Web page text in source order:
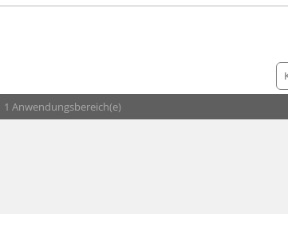
1 Anwendungsbereich(e)